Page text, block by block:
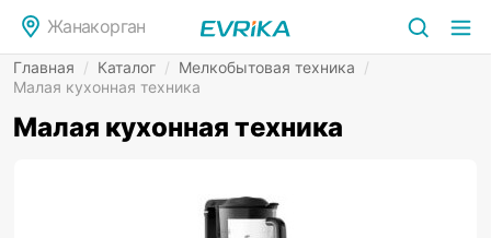
Жанакорган
Главная / Каталог / Мелкобытовая техника /
Малая кухонная техника
Малая кухонная техника